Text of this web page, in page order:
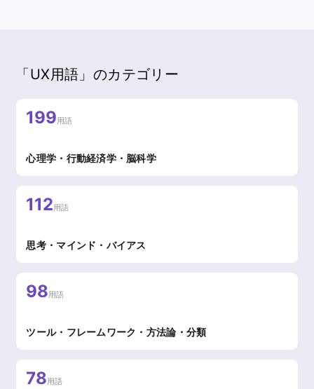
「UX用語」のカテゴリー
199用語
心理学・行動経済学・脳科学
112用語
思考・マインド・バイアス
98用語
ツール・フレームワーク・方法論・分類
78用語